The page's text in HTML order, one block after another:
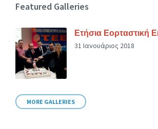
Featured Galleries
Ετήσια Εορταστική
31 Ιανουάριος 2018
MORE GALLERIES